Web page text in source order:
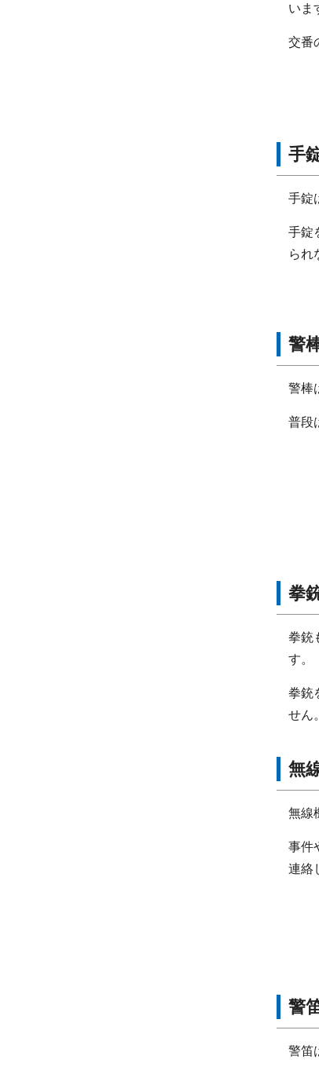
いま
交番
手
手錠
手錠
られ
警
警棒
普段
拳
拳銃
す。
拳銃
せん。
無
無線
事件
連絡
警
警笛